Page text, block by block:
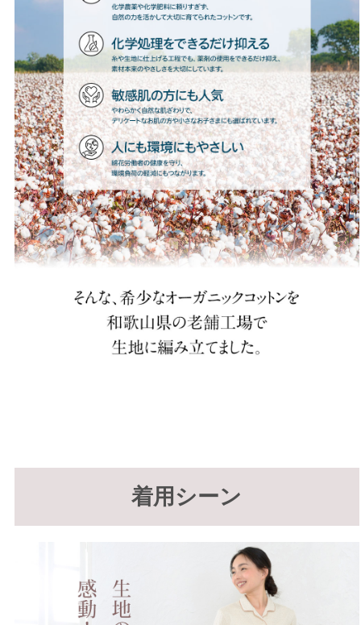
着用シーン